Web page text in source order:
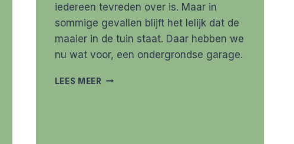
iedereen tevreden over is. Maar in
sommige gevallen blijft het lelijk dat de
maaier in de tuin staat. Daar hebben we
nu wat voor, een ondergrondse garage.
LEES MEER ROBOTMAAIER